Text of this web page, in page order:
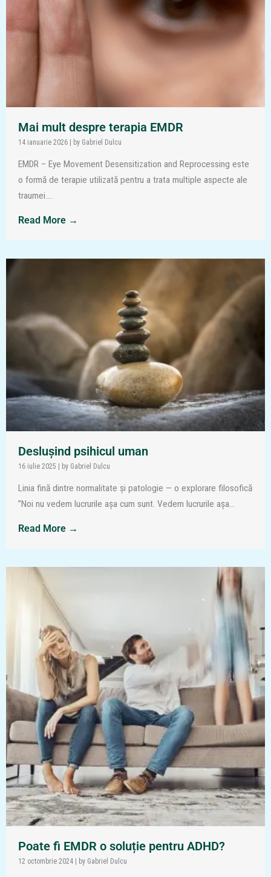
Mai mult despre terapia EMDR
14 ianuarie 2026 by Gabriel Dulcu
EMDR – Eye Movement Desensitization and Reprocessing este
o formă de terapie utilizată pentru a trata multiple aspecte ale
traumei....
Read More →
Deslușind psihicul uman
16 iulie 2025 by Gabriel Dulcu
Linia fină dintre normalitate și patologie — o explorare filosofică
”Noi nu vedem lucrurile așa cum sunt. Vedem lucrurile așa...
Read More →
Poate fi EMDR o soluție pentru ADHD?
12 octombrie 2024 by Gabriel Dulcu